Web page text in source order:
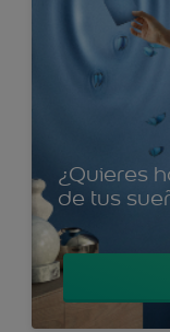
¿Quieres
de tus